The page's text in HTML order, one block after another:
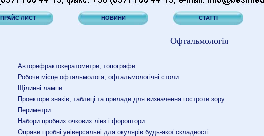
ПРАЙС ЛИСТ НОВИНИ СТАТТІ
Офтальмологія
Авторефрактокератометри, топографи
Робоче місце офтальмолога, офтальмологічні столи
Щілинні лампи
Проектори знаків, таблиці та прилади для визначення гостроти зору
Периметри
Набори пробних очкових лінз і фороптори
Оправи пробні універсальні для окулярів будь-якої складності